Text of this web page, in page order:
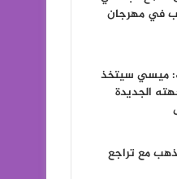
في مهرجان
ميسي سيتخذ
الجديدة
مع تراجع